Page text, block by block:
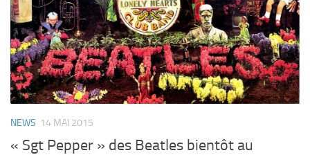
NEWS 14 MAI 2015
« Sgt Pepper » des Beatles bientôt au